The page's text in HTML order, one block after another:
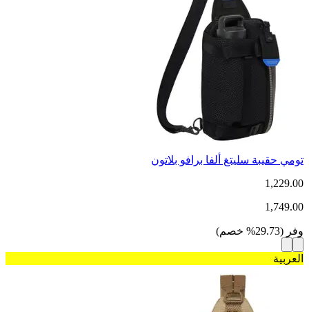
تومي حقيبة سليتغ ألفا برافو بلاتون
1,229.00
1,749.00
وفر (
29.73
% خصم)
العربية